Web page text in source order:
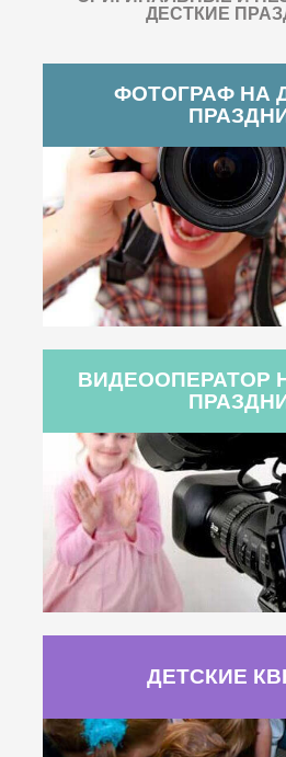
ДЕСТКИЕ
ФОТОГРАФ НА
ВИДЕООПЕРАТОР
ДЕТСКИЕ